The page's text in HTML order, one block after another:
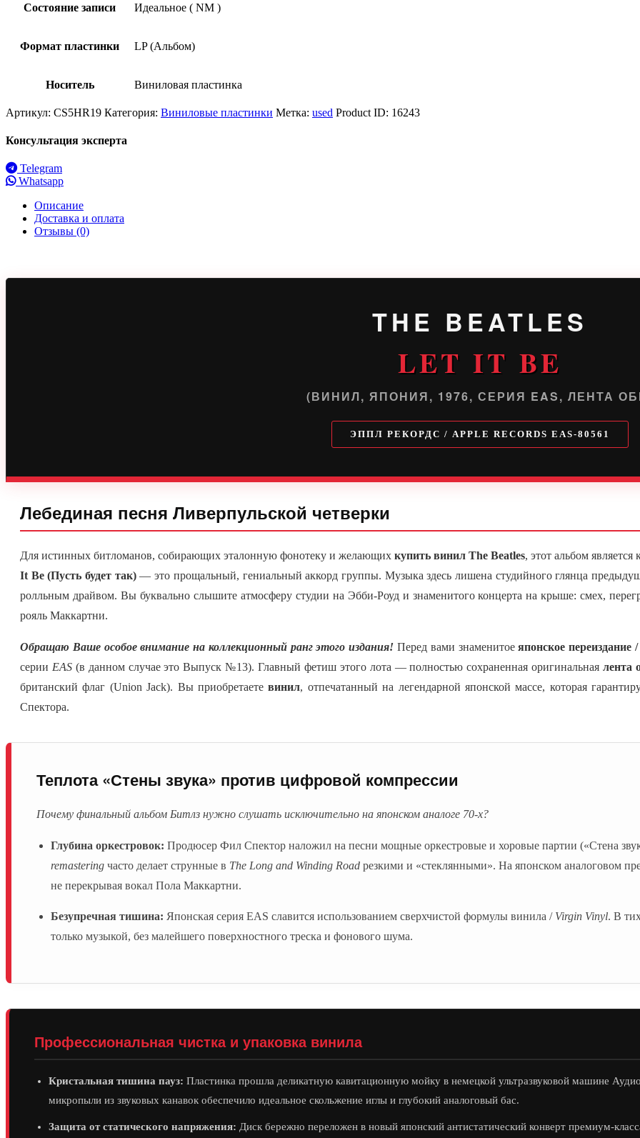
Состояние записи Идеальное ( NM )
Формат пластинки LP (Альбом)
Носитель Виниловая пластинка
Артикул: CS5HR19 Категория: Виниловые пластинки Метка: used Product ID: 16243
Консультация эксперта
Telegram
Whatsapp
Описание
Доставка и оплата
Отзывы (0)
THE BEATLES
LET IT BE
(ВИНИЛ, ЯПОНИЯ, 1976, СЕРИЯ EAS, ЛЕНТА
ЭППЛ РЕКОРДС / APPLE RECORDS EAS-80561
Лебединая песня Ливерпульской четверки
Для истинных битломанов, собирающих эталонную фонотеку и желающих купить винил The Beatles, этот альбом
It Be (Пусть будет так)— это прощальный, гениальный аккорд группы. Музыка здесь лишена студийного глянца
ролльным драйвом. Вы буквально слышите атмосферу студии на Эбби-Роуд и знаменитого концерта на крыше: смех,
рояль Маккартни.
Обращаю Ваше особое внимание на коллекционный ранг этого издания! Перед вами знаменитоеяпонское переиздание
серии EAS(в данном случае это Выпуск №13). Главный фетиш этого лота — полностью сохраненная оригинальнаялента
британский флаг (Union Jack). Вы приобретаетевинил, отпечатанный на легендарной японской массе, которая
Спектора.
Теплота «Стены звука» против цифровой компрессии
Почему финальный альбом Битлз нужно слушать исключительно на японском аналоге 70-х?
Глубина оркестровок: Продюсер Фил Спектор наложил на песни мощные оркестровые и хоровые партии («Стена
remastering часто делает струнные в The Long and Winding Road резкими и «стеклянными». На японском аналоговом
не перекрывая вокал Пола Маккартни.
Безупречная тишина: Японская серия EAS славится использованием сверхчистой формулы винила / Virgin Vinyl. В
только музыкой, без малейшего поверхностного треска и фонового шума.
Профессиональная чистка и упаковка винила
Кристальная тишина пауз: Пластинка прошла деликатную кавитационную мойку в немецкой ультразвуковой машине
микропыли из звуковых канавок обеспечило идеальное скольжение иглы и глубокий аналоговый бас.
Защита от статического напряжения: Диск бережно переложен в новый японский антистатический конверт премиум-